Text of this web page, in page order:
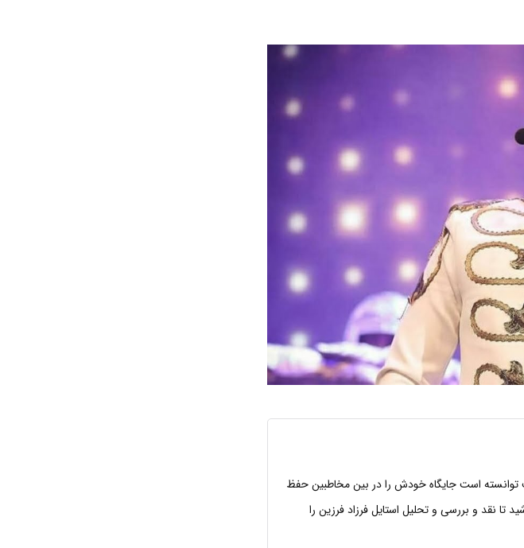
توانسته است جایگاه خودش را در بین مخاطبین حفظ
تا نقد و بررسی و تحلیل استایل فرزاد فرزین را